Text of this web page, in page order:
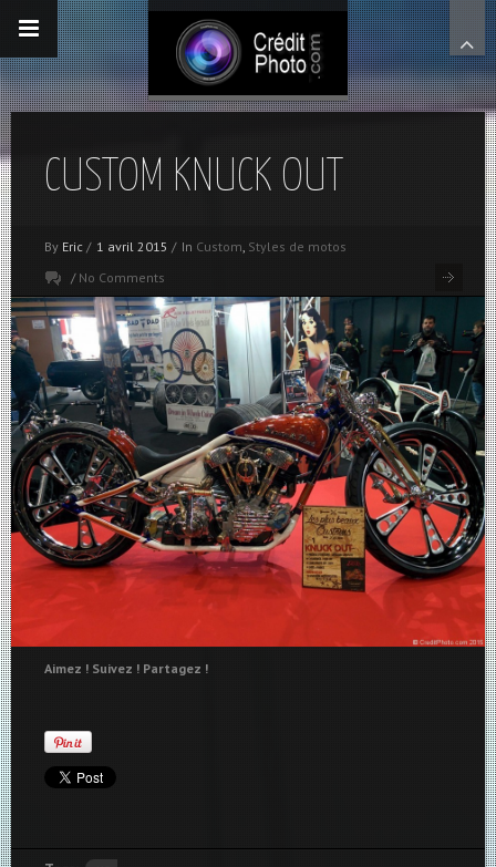
CUSTOM KNUCK OUT
By Eric / 1 avril 2015 / In Custom Styles de motos
/ No Comments
Aimez ! Suivez ! Partagez !